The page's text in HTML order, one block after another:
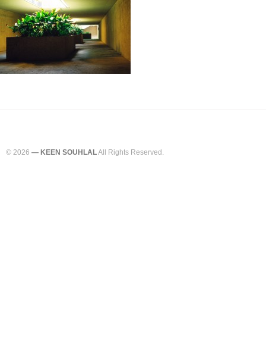
© 2026 — KEEN SOUHLALAll Rights Reserved.